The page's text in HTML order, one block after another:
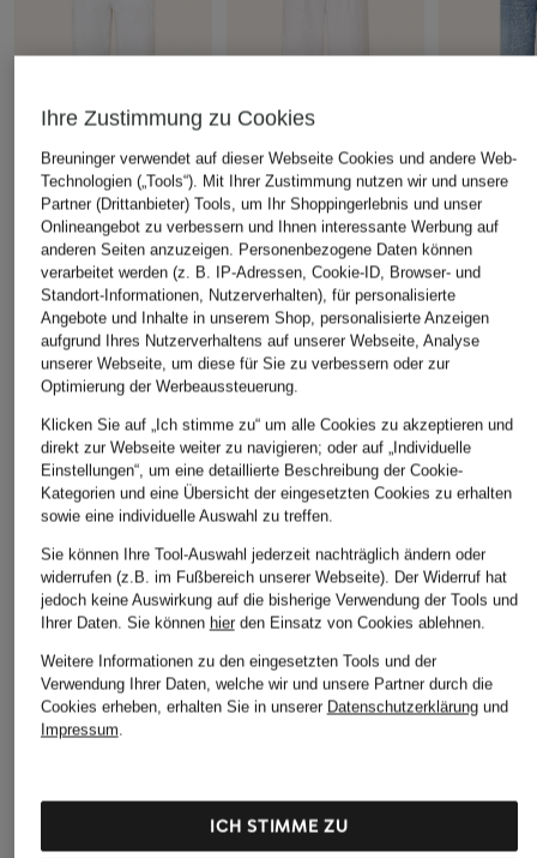
MARC AUREL
Mom Jeans
CHF 85
Ursprünglich:CHF 169
MARC AUREL
7/8-Hose
CHF 90
Ursprünglich:CHF 179
MARC
Wide Leg
CHF 90
Ursprünglich:
ÄHNLICHE ARTIKEL ENTDECKEN
Ihre Zustimmung zu Cookies
Breuninger verwendet auf dieser Webseite Cookies und andere Web-
Technologien („Tools“). Mit Ihrer Zustimmung nutzen wir und unsere
Partner (Drittanbieter) Tools, um Ihr Shoppingerlebnis und unser
Onlineangebot zu verbessern und Ihnen interessante Werbung auf
anderen Seiten anzuzeigen. Personenbezogene Daten können
verarbeitet werden (z. B. IP-Adressen, Cookie-ID, Browser- und
Standort-Informationen, Nutzerverhalten), für personalisierte
Angebote und Inhalte in unserem Shop, personalisierte Anzeigen
aufgrund Ihres Nutzerverhaltens auf unserer Webseite, Analyse
unserer Webseite, um diese für Sie zu verbessern oder zur
Optimierung der Werbeaussteuerung.
Klicken Sie auf „Ich stimme zu“ um alle Cookies zu akzeptieren und
direkt zur Webseite weiter zu navigieren; oder auf „Individuelle
Einstellungen“, um eine detaillierte Beschreibung der Cookie-
Kategorien und eine Übersicht der eingesetzten Cookies zu erhalten
sowie eine individuelle Auswahl zu treffen.
Sie können Ihre Tool-Auswahl jederzeit nachträglich ändern oder
widerrufen (z.B. im Fußbereich unserer Webseite). Der Widerruf hat
jedoch keine Auswirkung auf die bisherige Verwendung der Tools und
Ihrer Daten. Sie können hierden Einsatz von Cookies ablehnen.
Weitere Informationen zu den eingesetzten Tools und der
Verwendung Ihrer Daten, welche wir und unsere Partner durch die
Cookies erheben, erhalten Sie in unserer Datenschutzerklärungund
Impressum.
ICH STIMME ZU